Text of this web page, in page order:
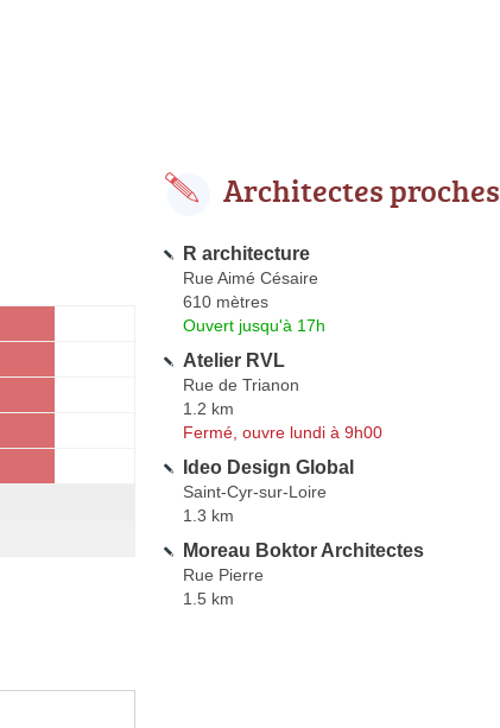
Architectes proches
R architecture
Rue Aimé Césaire
610 mètres
Ouvert jusqu'à 17h
Atelier RVL
Rue de Trianon
1.2 km
Fermé, ouvre lundi à 9h00
Ideo Design Global
Saint-Cyr-sur-Loire
1.3 km
Moreau Boktor Architectes
Rue Pierre
1.5 km